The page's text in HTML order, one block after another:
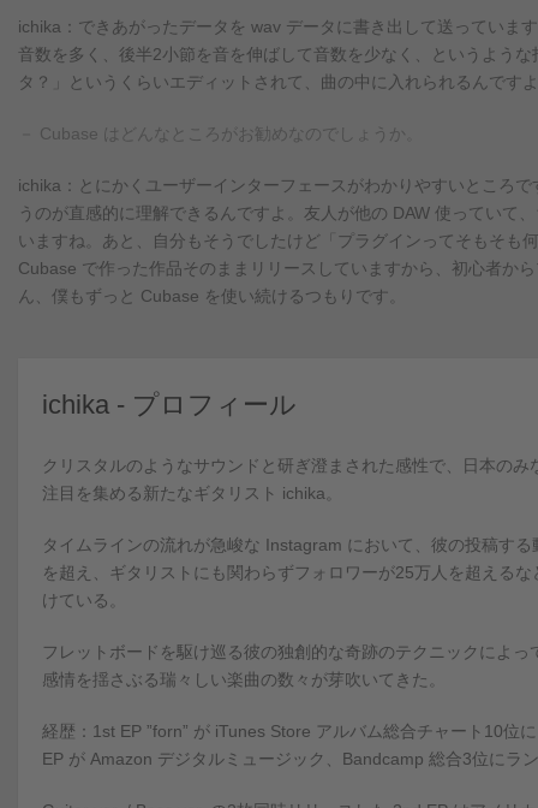
ichika：できあがったデータを wav データに書き出して送っていま
音数を多く、後半2小節を音を伸ばして音数を少なく、というよう
タ？」というくらいエディットされて、曲の中に入れられるんで
－ Cubase はどんなところがお勧めなのでしょうか。
ichika：とにかくユーザーインターフェースがわかりやすいところ
うのが直感的に理解できるんですよ。友人が他の DAW 使っていて
いますね。あと、自分もそうでしたけど「プラグインってそもそ
Cubase で作った作品そのままリリースしていますから、初心者か
ん、僕もずっと Cubase を使い続けるつもりです。
ichika - プロフィール
クリスタルのようなサウンドと研ぎ澄まされた感性で、日本のみ
注目を集める新たなギタリスト ichika。
タイムラインの流れが急峻な Instagram において、彼の投稿す
を超え、ギタリストにも関わらずフォロワーが25万人を超える
けている。
フレットボードを駆け巡る彼の独創的な奇跡のテクニックによっ
感情を揺さぶる瑞々しい楽曲の数々が芽吹いてきた。
経歴：1st EP ”forn” が iTunes Store アルバム総合チャート10位
EP が Amazon デジタルミュージック、Bandcamp 総合3位にラ